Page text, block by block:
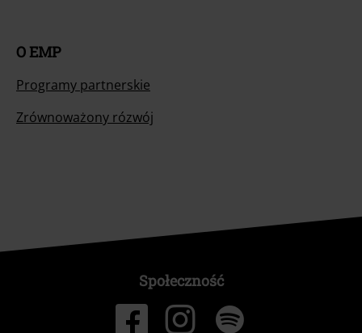
O EMP
Programy partnerskie
Zrównoważony rózwój
Społeczność